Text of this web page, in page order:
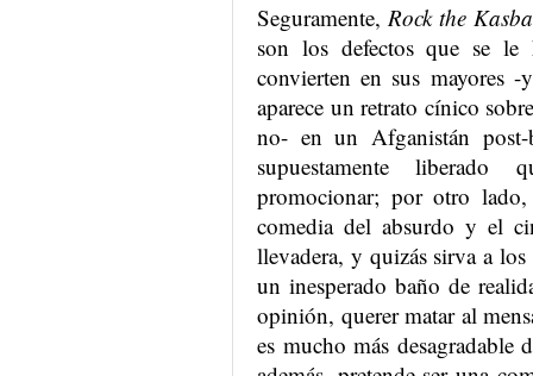
Seguramente, Rock the
son los defectos que se le
convierten en sus mayores
aparece un retrato cínico
no- en un Afganistán
supuestamente
promocionar; por otro
comedia del absurdo y el
llevadera, y quizás sirva a
un inesperado baño de
opinión, querer matar al
es mucho más desagradable